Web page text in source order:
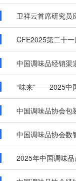
卫祥云首席研究员
CFE2025第二十
中国调味品经销渠
“味来”——2025中
中国调味品协会包
中国调味品协会数
2025年中国调味